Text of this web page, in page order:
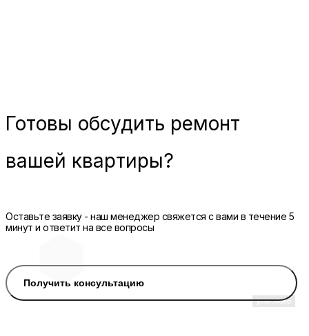
Готовы обсудить ремонт
вашей квартиры?
Оставьте заявку - наш менеджер свяжется с вами в течение 5
минут и ответит на все вопросы
Получить консультацию